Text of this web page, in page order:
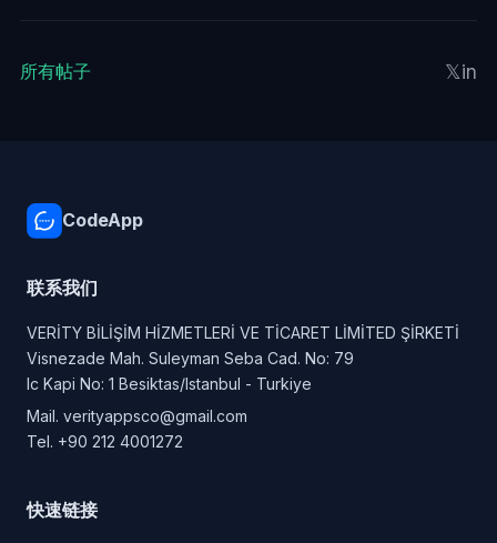
所有帖子 𝕏in
CodeApp
联系我们
VERİTY BİLİŞİM HİZMETLERİ VE TİCARET LİMİTED ŞİRKETİ
Visnezade Mah. Suleyman Seba Cad. No: 79
Ic Kapi No: 1 Besiktas/Istanbul - Turkiye
Mail. verityappsco@gmail.com
Tel. +90 212 4001272
快速链接